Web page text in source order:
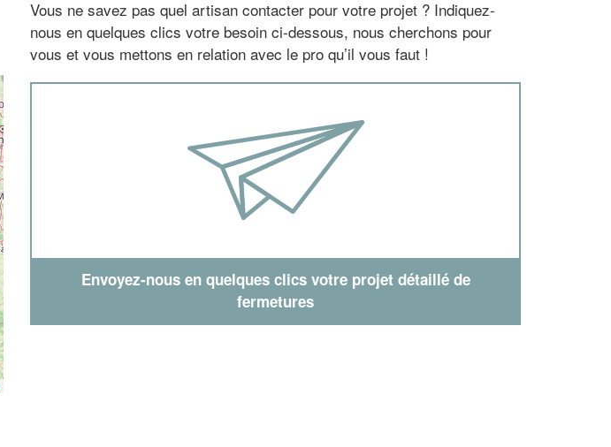
Vous ne savez pas quel artisan contacter pour votre projet ? Indiquez-
nous en quelques clics votre besoin ci-dessous, nous cherchons pour
vous et vous mettons en relation avec le pro qu’il vous faut !
Envoyez-nous en quelques clics votre projet détaillé de
fermetures